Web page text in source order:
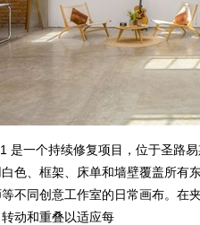
是一个持续修复项目，位于圣路
色、框架、床单和墙壁覆盖所
不同创意工作室的日常画布。
动和重叠以适应每